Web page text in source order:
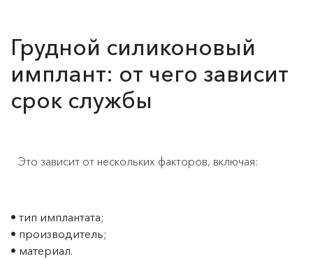
Грудной силиконовый
имплант: от чего зависит
срок службы
Это зависит от нескольких факторов, включая:
тип имплантата;
производитель;
материал.